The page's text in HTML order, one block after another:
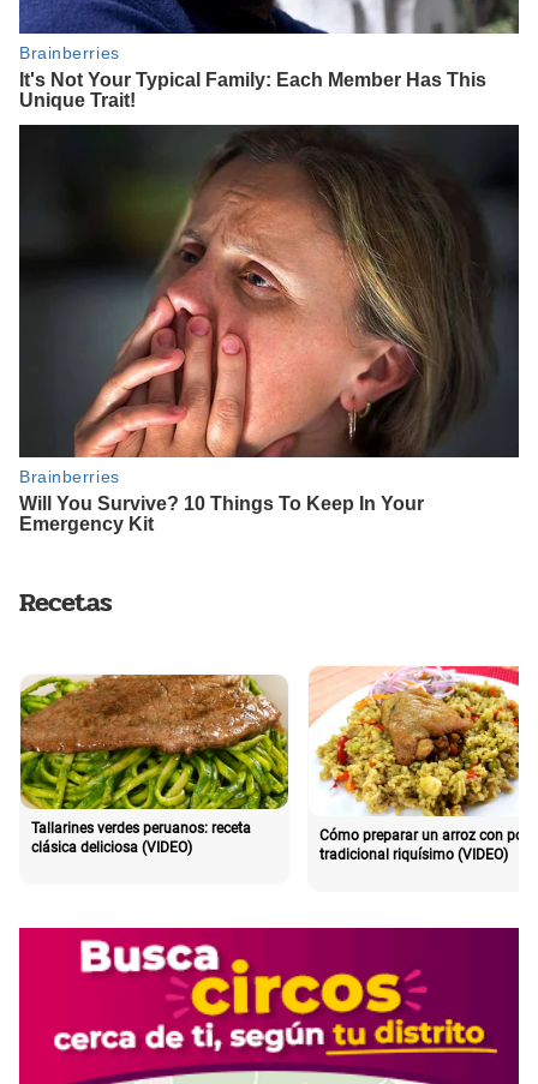
Recetas
Tallarines verdes peruanos: receta
clásica deliciosa (VIDEO)
Cómo preparar un arroz con pollo
tradicional riquísimo (VIDEO)